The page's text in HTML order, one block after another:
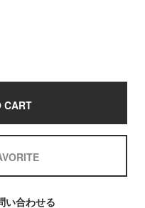
CART
い合わせる